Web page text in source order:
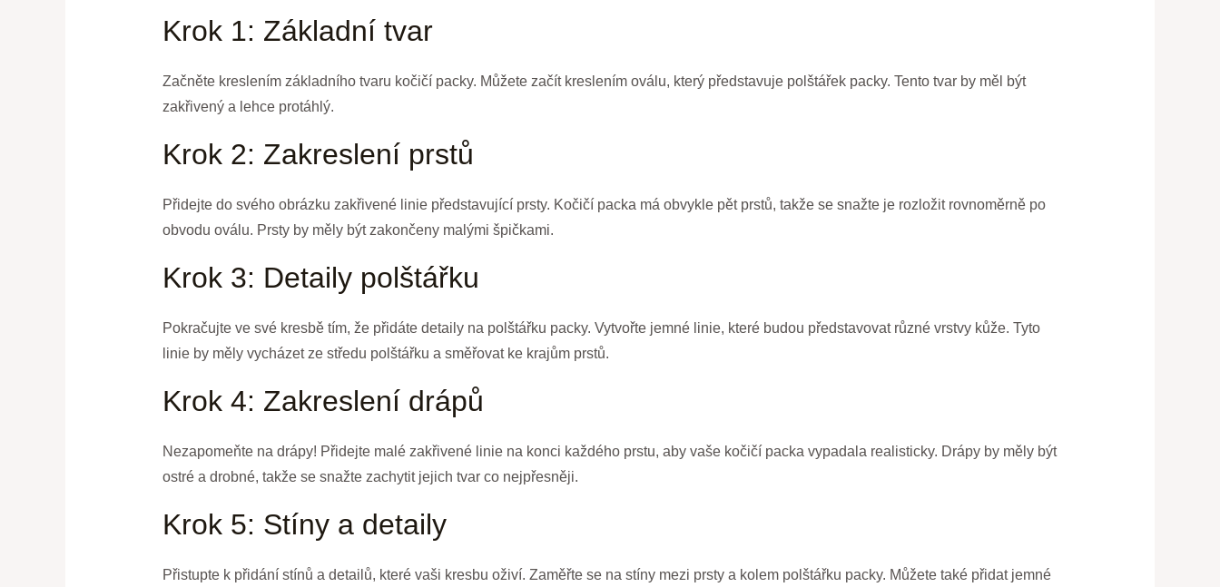
Krok 1: Základní tvar
Začněte kreslením základního tvaru kočičí packy. Můžete začít kreslením oválu, který představuje polštářek packy. Tento tvar by měl být
zakřivený a lehce protáhlý.
Krok 2: Zakreslení prstů
Přidejte do svého obrázku zakřivené linie představující prsty. Kočičí packa má obvykle pět prstů, takže se snažte je rozložit rovnoměrně po
obvodu oválu. Prsty by měly být zakončeny malými špičkami.
Krok 3: Detaily polštářku
Pokračujte ve své kresbě tím, že přidáte detaily na polštářku packy. Vytvořte jemné linie, které budou představovat různé vrstvy kůže. Tyto
linie by měly vycházet ze středu polštářku a směřovat ke krajům prstů.
Krok 4: Zakreslení drápů
Nezapomeňte na drápy! Přidejte malé zakřivené linie na konci každého prstu, aby vaše kočičí packa vypadala realisticky. Drápy by měly být
ostré a drobné, takže se snažte zachytit jejich tvar co nejpřesněji.
Krok 5: Stíny a detaily
Přistupte k přidání stínů a detailů, které vaši kresbu oživí. Zaměřte se na stíny mezi prsty a kolem polštářku packy. Můžete také přidat jemné